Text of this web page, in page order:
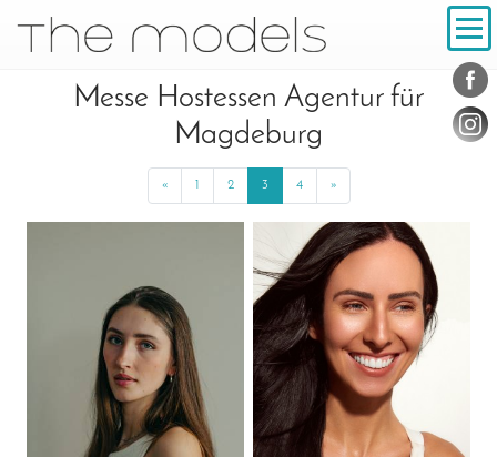
Navigation
Messe Hostessen Agentur für
Magdeburg
«Previous
1 2 3 4 »Next